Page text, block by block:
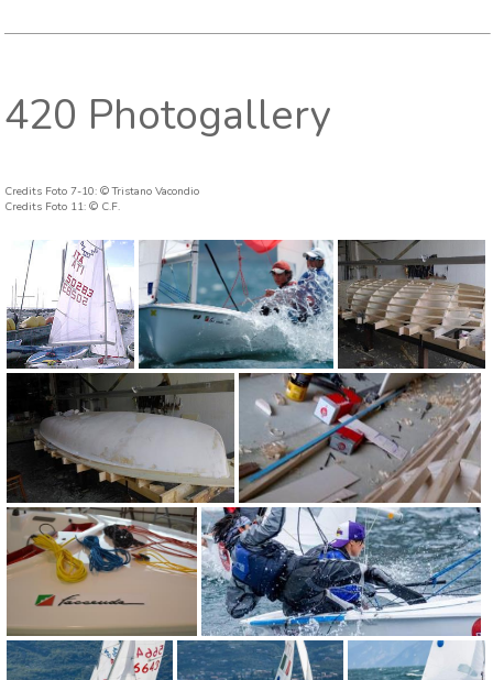
420 Photogallery
Credits Foto 7-10: © Tristano Vacondio
Credits Foto 11: © C.F.